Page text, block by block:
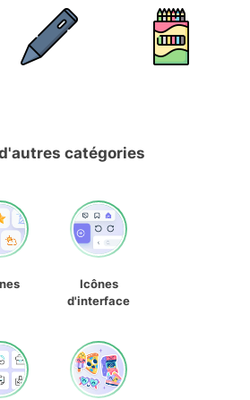
catégories
Icônes
d'interface